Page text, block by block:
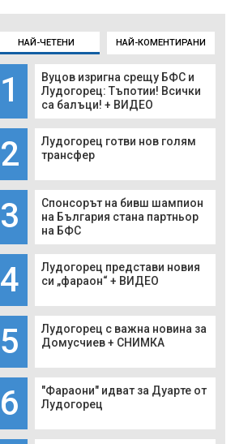
НАЙ-ЧЕТЕНИ НАЙ-КОМЕНТИРАНИ
1
Вуцов изригна срещу БФС и
Лудогорец: Тъпотии! Всички
са балъци! + ВИДЕО
2
Лудогорец готви нов голям
трансфер
3
Спонсорът на бивш шампион
на България стана партньор
на БФС
4
Лудогорец представи новия
си „фараон“ + ВИДЕО
5
Лудогорец с важна новина за
Домусчиев + СНИМКА
6
"Фараони" идват за Дуарте от
Лудогорец